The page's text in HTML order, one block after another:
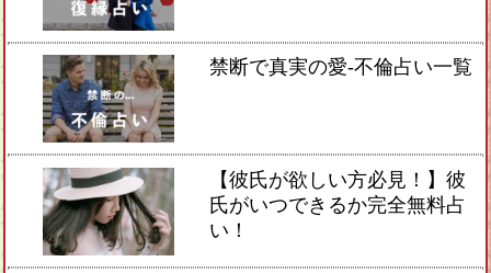
禁断で真実の愛-不倫占い一覧
【彼氏が欲しい方必見！】彼
氏がいつできるか完全無料占
い！